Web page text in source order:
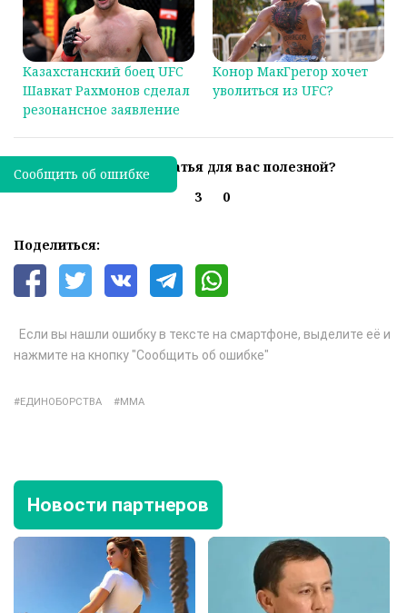
Казахстанский боец UFC
Шавкат Рахмонов сделал
резонансное заявление
Конор МакГрегор хочет
уволиться из UFC?
Была ли эта статья для вас полезной?
3
0
Поделиться:
Если вы нашли ошибку в тексте на смартфоне, выделите её и
нажмите на кнопку "Сообщить об ошибке"
ЕДИНОБОРСТВА ММА
Сообщить об ошибке
Новости партнеров